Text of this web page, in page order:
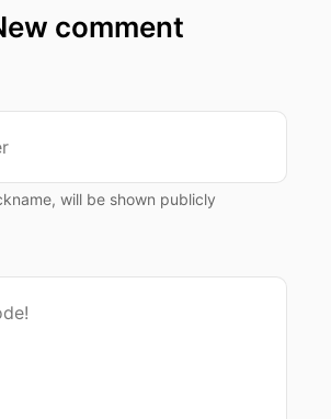
comment
will be shown publicly